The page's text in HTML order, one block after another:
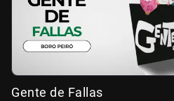
Gente de Fallas